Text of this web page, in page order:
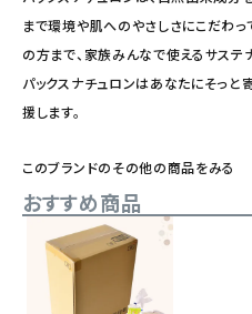
まで環境や肌へのやさしさにこだわ
の方まで、家族みんなで使えるサステ
パックスナチュロンはあなたにそっと
援します。
このブランドのその他の商品をみる
おすすめ商品